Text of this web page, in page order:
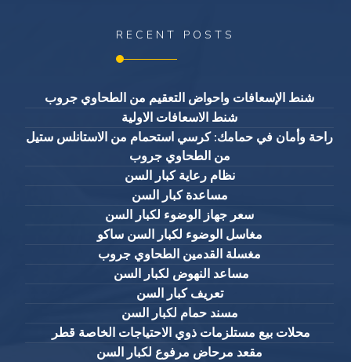
RECENT POSTS
شنط الإسعافات واحواض التعقيم من الطحاوي جروب
شنط الاسعافات الاولية
راحة وأمان في حمامك: كرسي استحمام من الاستانلس ستيل
من الطحاوي جروب
نظام رعاية كبار السن
مساعدة كبار السن
سعر جهاز الوضوء لكبار السن
مغاسل الوضوء لكبار السن ساكو
مغسلة القدمين الطحاوي جروب
مساعد النهوض لكبار السن
تعريف كبار السن
مسند حمام لكبار السن
محلات بيع مستلزمات ذوي الاحتياجات الخاصة قطر
مقعد مرحاض مرفوع لكبار السن